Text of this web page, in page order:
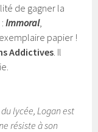
de gagner la
:Immoral,
papier !
Addictives . Il
lycée, Logan est
résiste à son